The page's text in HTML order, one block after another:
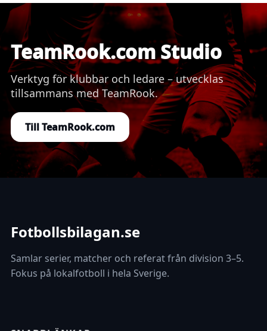
TeamRook.com Studio
Verktyg för klubbar och ledare – utvecklas
tillsammans med TeamRook.
Till TeamRook.com
Fotbollsbilagan.se
Samlar serier, matcher och referat från division 3–5.
Fokus på lokalfotboll i hela Sverige.